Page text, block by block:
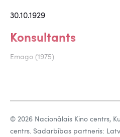
30.10.1929
Konsultants
Emago (1975)
© 2026 Nacionālais Kino centrs,
centrs. Sadarbības partneris: